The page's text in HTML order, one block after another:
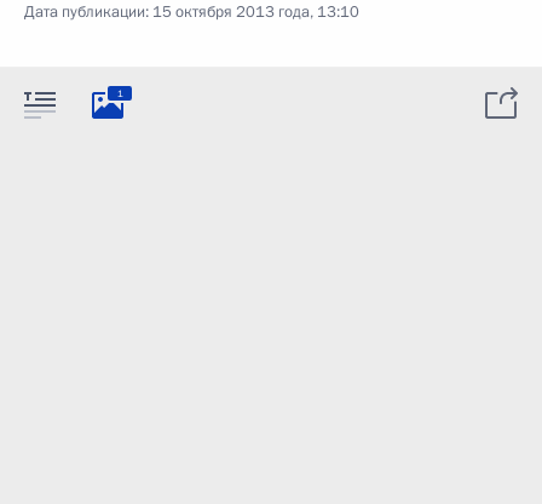
Дата публикации: 15 октября 2013 года, 13:10
1